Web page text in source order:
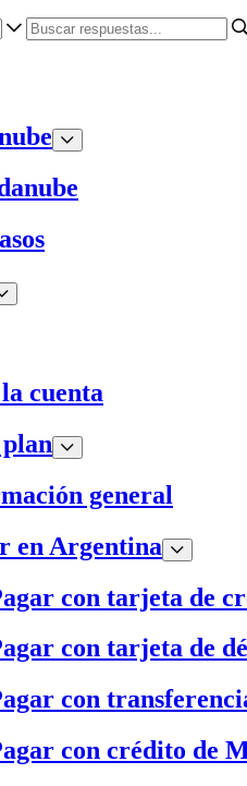
cuenta
general
en Argentina
con tarjeta de
con tarjeta de
con
con crédito de